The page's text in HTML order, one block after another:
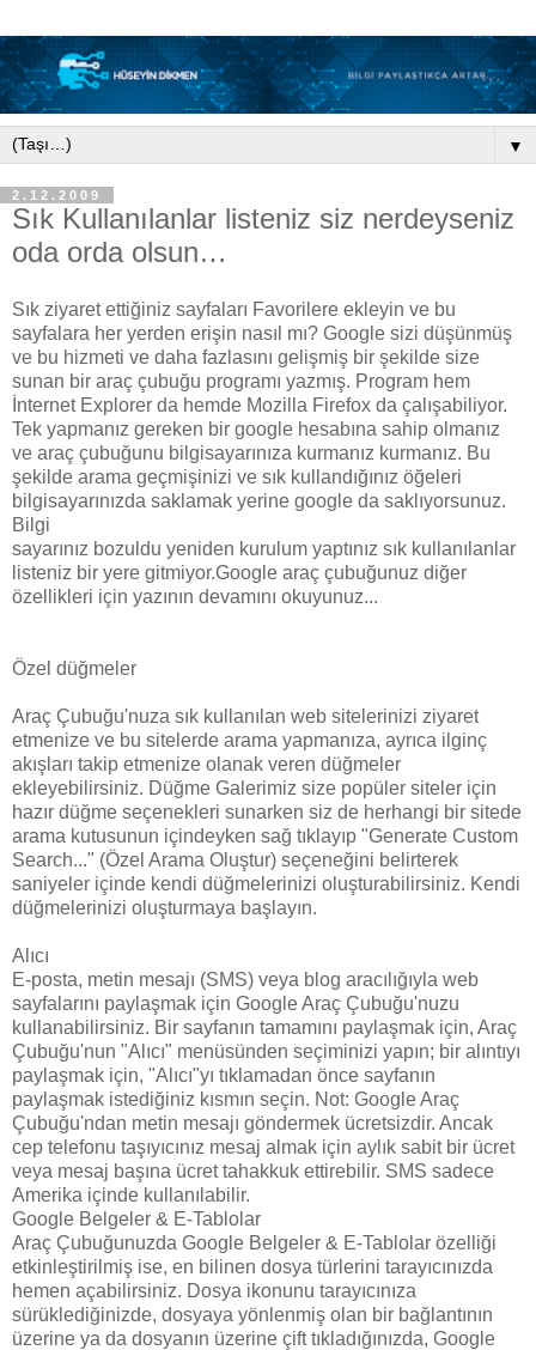
▼
2.12.2009
Sık Kullanılanlar listeniz siz nerdeyseniz
oda orda olsun…
Sık ziyaret ettiğiniz sayfaları Favorilere ekleyin ve bu
sayfalara her yerden erişin nasıl mı? Google sizi düşünmüş
ve bu hizmeti ve daha fazlasını gelişmiş bir şekilde size
sunan bir araç çubuğu programı yazmış. Program hem
İnternet Explorer da hemde Mozilla Firefox da çalışabiliyor.
Tek yapmanız gereken bir google hesabına sahip olmanız
ve araç çubuğunu bilgisayarınıza kurmanız kurmanız. Bu
şekilde arama geçmişinizi ve sık kullandığınız öğeleri
bilgisayarınızda saklamak yerine google da saklıyorsunuz.
Bilgi
sayarınız bozuldu yeniden kurulum yaptınız sık kullanılanlar
listeniz bir yere gitmiyor.Google araç çubuğunuz diğer
özellikleri için yazının devamını okuyunuz...
Özel düğmeler
Araç Çubuğu'nuza sık kullanılan web sitelerinizi ziyaret
etmenize ve bu sitelerde arama yapmanıza, ayrıca ilginç
akışları takip etmenize olanak veren düğmeler
ekleyebilirsiniz. Düğme Galerimiz size popüler siteler için
hazır düğme seçenekleri sunarken siz de herhangi bir sitede
arama kutusunun içindeyken sağ tıklayıp "Generate Custom
Search..." (Özel Arama Oluştur) seçeneğini belirterek
saniyeler içinde kendi düğmelerinizi oluşturabilirsiniz. Kendi
düğmelerinizi oluşturmaya başlayın.
Alıcı
E-posta, metin mesajı (SMS) veya blog aracılığıyla web
sayfalarını paylaşmak için Google Araç Çubuğu'nuzu
kullanabilirsiniz. Bir sayfanın tamamını paylaşmak için, Araç
Çubuğu'nun "Alıcı" menüsünden seçiminizi yapın; bir alıntıyı
paylaşmak için, "Alıcı"yı tıklamadan önce sayfanın
paylaşmak istediğiniz kısmın seçin. Not: Google Araç
Çubuğu'ndan metin mesajı göndermek ücretsizdir. Ancak
cep telefonu taşıyıcınız mesaj almak için aylık sabit bir ücret
veya mesaj başına ücret tahakkuk ettirebilir. SMS sadece
Amerika içinde kullanılabilir.
Google Belgeler & E-Tablolar
Araç Çubuğunuzda Google Belgeler & E-Tablolar özelliği
etkinleştirilmiş ise, en bilinen dosya türlerini tarayıcınızda
hemen açabilirsiniz. Dosya ikonunu tarayıcınıza
sürüklediğinizde, dosyaya yönlenmiş olan bir bağlantının
üzerine ya da dosyanın üzerine çift tıkladığınızda, Google